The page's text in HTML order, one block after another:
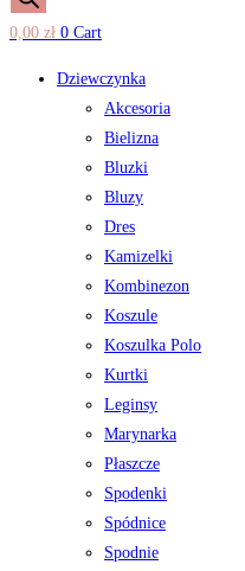
0,00 zł 0 Cart
Dziewczynka
Akcesoria
Bielizna
Bluzki
Bluzy
Dres
Kamizelki
Kombinezon
Koszule
Koszulka Polo
Kurtki
Leginsy
Marynarka
Płaszcze
Spodenki
Spódnice
Spodnie